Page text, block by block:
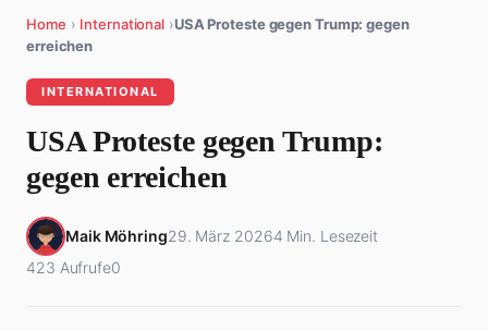
Home › International ›USA Proteste gegen Trump: gegen
erreichen
INTERNATIONAL
USA Proteste gegen Trump:
gegen erreichen
Maik Möhring29. März 20264 Min. Lesezeit
423 Aufrufe0